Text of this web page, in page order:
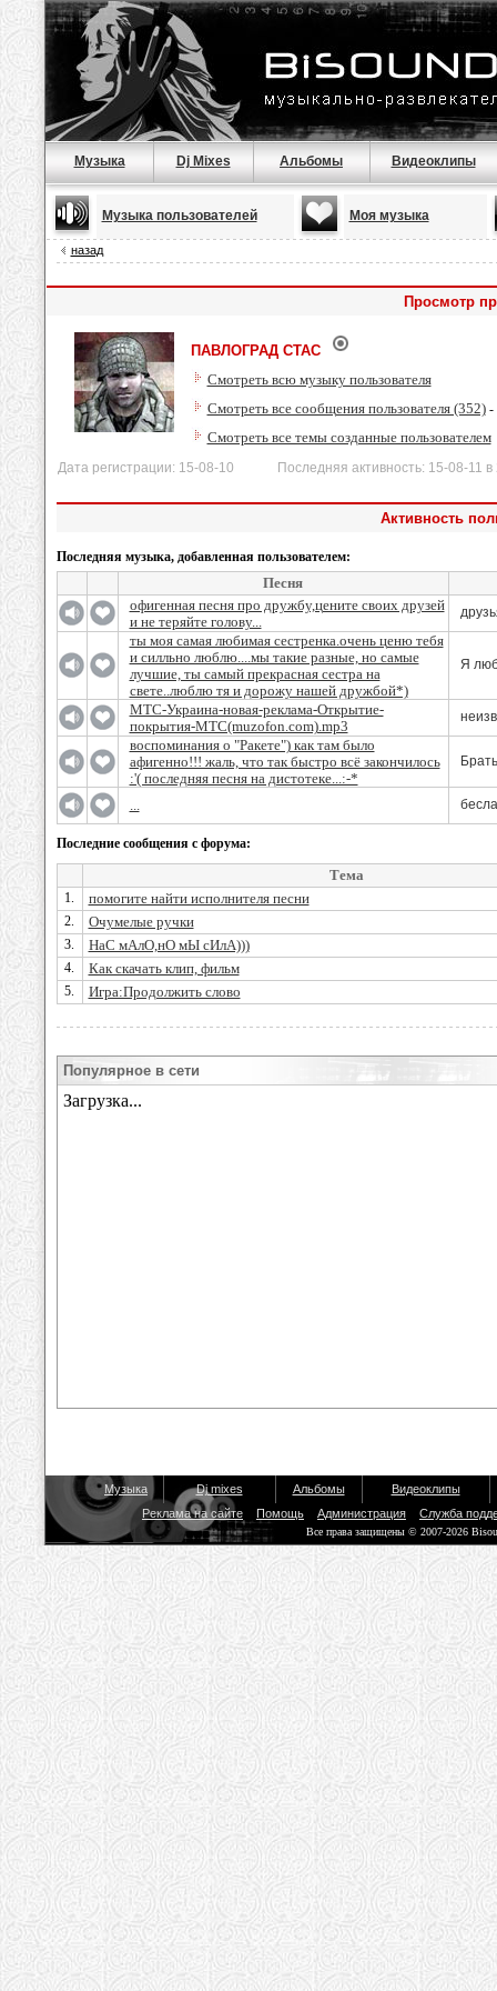
Музыка Dj Mixes Альбомы Видеоклипы
Музыка пользователей Моя музыка
назад
Просмотр
ПАВЛОГРАД СТАС
Смотреть всю музыку пользователя
Смотреть все сообщения пользователя (352)-
Смотреть все темы созданные пользователем
Дата регистрации: 15-08-10 Последняя активность: 15-08-11 в
Активность
Последняя музыка, добавленная пользователем:
Песня
офигенная песня про дружбу,цените своих друзей
и не теряйте голову...
ты моя самая любимая сестренка.очень ценю тебя
и силльно люблю....мы такие разные, но самые
лучшие, ты самый прекрасная сестра на
свете..люблю тя и дорожу нашей дружбой*)
Я
МТС-Украина-новая-реклама-Открытие-
покрытия-МТС(muzofon.com).mp3
воспоминания о "Ракете") как там было
афигенно!!! жаль, что так быстро всё закончилось
:'( последняя песня на дистотеке...:-*
...
Последние сообщения с форума:
Тема
1. помогите найти исполнителя песни
2. Очумелые ручки
3. НаС мАлО,нО мЫ сИлА)))
4. Как скачать клип, фильм
5. Игра:Продолжить слово
Популярное в сети
Музыка Dj mixes Альбомы
Видеоклипы
Реклама на сайте
Помощь Администрация Служба
Все права защищены © 2007-2026